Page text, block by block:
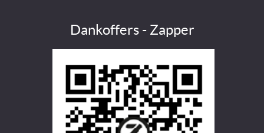
Dankoffers - Zapper